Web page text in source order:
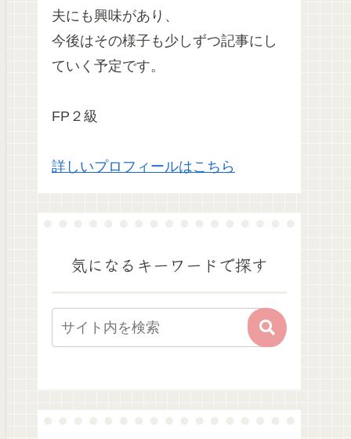
夫にも興味があり、
今後はその様子も少しずつ記事にし
ていく予定です。
FP２級
詳しいプロフィールはこちら
気になるキーワードで探す